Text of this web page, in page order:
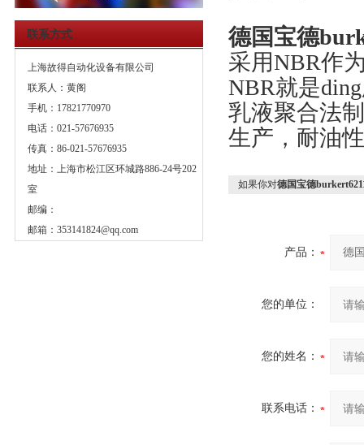
联系方式
上海故得自动化设备有限公司
联系人：黄阁
手机：17821770970
电话：021-57676935
传真：86-021-57676935
地址：上海市松江区环城路886-24号202
室
邮编：
邮箱： 353141824@qq.com
德国宝德
采用NBR作
NBR就是
乳液聚合法
生产，耐油
如果你对德国宝德
产品：
您的单位：
您的姓名：
联系电话：